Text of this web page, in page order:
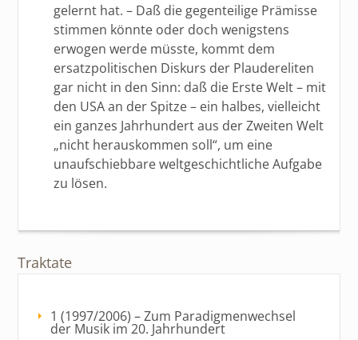
gelernt hat. – Daß die gegenteilige Prämisse
stimmen könnte oder doch wenigstens
erwogen werde müsste, kommt dem
ersatzpolitischen Diskurs der Plaudereliten
gar nicht in den Sinn: daß die Erste Welt – mit
den USA an der Spitze – ein halbes, vielleicht
ein ganzes Jahrhundert aus der Zweiten Welt
„nicht herauskommen soll“, um eine
unaufschiebbare weltgeschichtliche Aufgabe
zu lösen.
Traktate
1 (1997/2006) – Zum Paradigmenwechsel
der Musik im 20. Jahrhundert